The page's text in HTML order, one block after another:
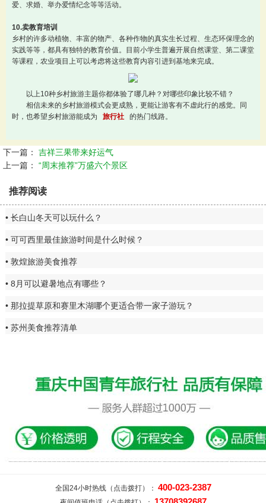
爱、求婚、举办爱情纪念等等活动。
10.卖教育培训
乡村的许多动植物、丰富的物产、各种作物的真实生长过程、生态环保理念的
实践等等，都具有独特的教育价值。目前小学生普遍开展自然课堂、第二课堂
等课程，农业项目上可以考虑将这些教育内容引进到基地来完成。
以上10种乡村旅游主题你都体验了哪几种？对哪些印象比较不错？
相信未来的乡村旅游模式会更成熟，更能让游客有不虚此行的感觉。同
时，也希望乡村旅游能成为
旅行社 的热门线路。
下一篇： 吉祥三果带来好运气
上一篇： “周末推荐”万盛六个景区
推荐阅读
长白山冬天可以玩什么？
可可西里最佳旅游时间是什么时候？
敦煌旅游美食推荐
8月可以避暑地点有哪些？
那拉提草原和赛里木湖哪个更适合带一家子游玩？
苏州美食推荐清单
全国24小时热线（点击拨打）： 400-023-2387